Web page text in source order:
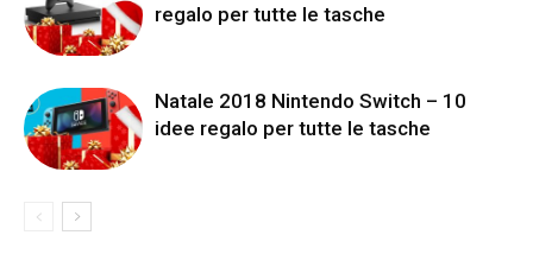
regalo per tutte le tasche
Natale 2018 Nintendo Switch – 10
idee regalo per tutte le tasche